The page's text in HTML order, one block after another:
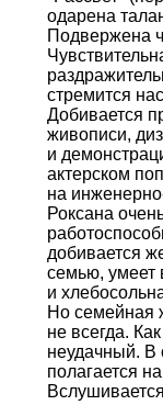
одарена
Подвержена
стремится
Добивается
живописи,
и
актерском
на
Роксана
добивается
семью, умеет
и
Но семейная
не всегда.
неудачный. В
полагается